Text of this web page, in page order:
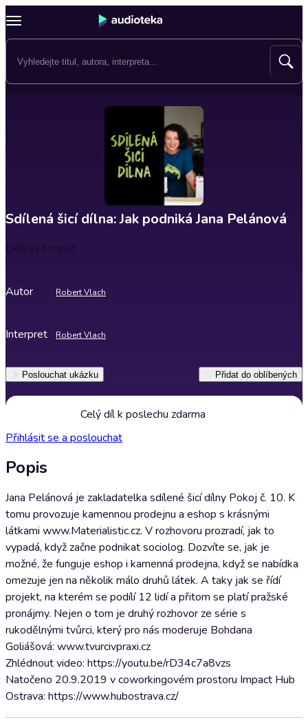
Sdílená šicí dílna: Jak podniká Jana Pelánová
Délka23 minut
Autor Robert Vlach
Interpret Robert Vlach
Poslouchat ukázku Přidat do oblíbených
Celý díl k poslechu zdarma
Přihlásit se a poslouchat
Popis
Jana Pelánová je zakladatelka sdílené šicí dílny Pokoj č. 10. K
tomu provozuje kamennou prodejnu a eshop s krásnými
látkami www.Materialistic.cz. V rozhovoru prozradí, jak to
vypadá, když začne podnikat sociolog. Dozvíte se, jak je
možné, že funguje eshop i kamenná prodejna, když se nabídka
omezuje jen na několik málo druhů látek. A taky jak se řídí
projekt, na kterém se podílí 12 lidí a přitom se platí pražské
pronájmy. Nejen o tom je druhý rozhovor ze série s
rukodělnými tvůrci, který pro nás moderuje Bohdana
Goliášová: www.tvurcivpraxi.cz
Zhlédnout video: https://youtu.be/rD34c7a8vzs
Natočeno 20.9.2019 v coworkingovém prostoru Impact Hub
Ostrava: https://www.hubostrava.cz/